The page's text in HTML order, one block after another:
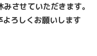
させていただきます。
ろしくお願いします